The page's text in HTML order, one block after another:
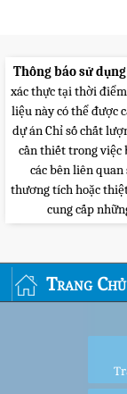
Thông báo sử dụng
xác thực tại thời
liệu này có thể được
dự án Chỉ số chất
cần thiết trong việc
các bên liên
thương tích hoặc
cung cấp
Trang Chủ